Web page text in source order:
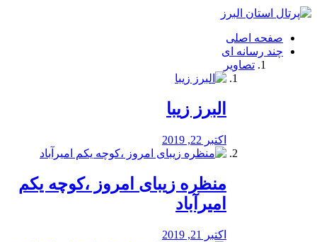
فصد
شرق
تهران
خشکشویی
صفحه اصلی
چند رسانه ای
تصاویر
البرز زیبا
اکتبر 22, 2019
منظره‌‌ زیبای امروز ،کوچه یکم
امیرآباد
اکتبر 21, 2019